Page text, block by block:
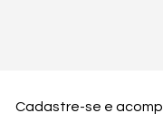
Cadastre-se e